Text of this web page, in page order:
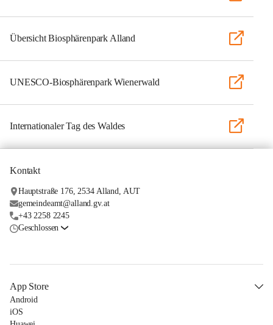
Übersicht Biosphärenpark Alland
UNESCO-Biosphärenpark Wienerwald
Internationaler Tag des Waldes
Kontakt
Hauptstraße 176, 2534 Alland, AUT
gemeindeamt@alland.gv.at
+43 2258 2245
Geschlossen
App Store
Android
iOS